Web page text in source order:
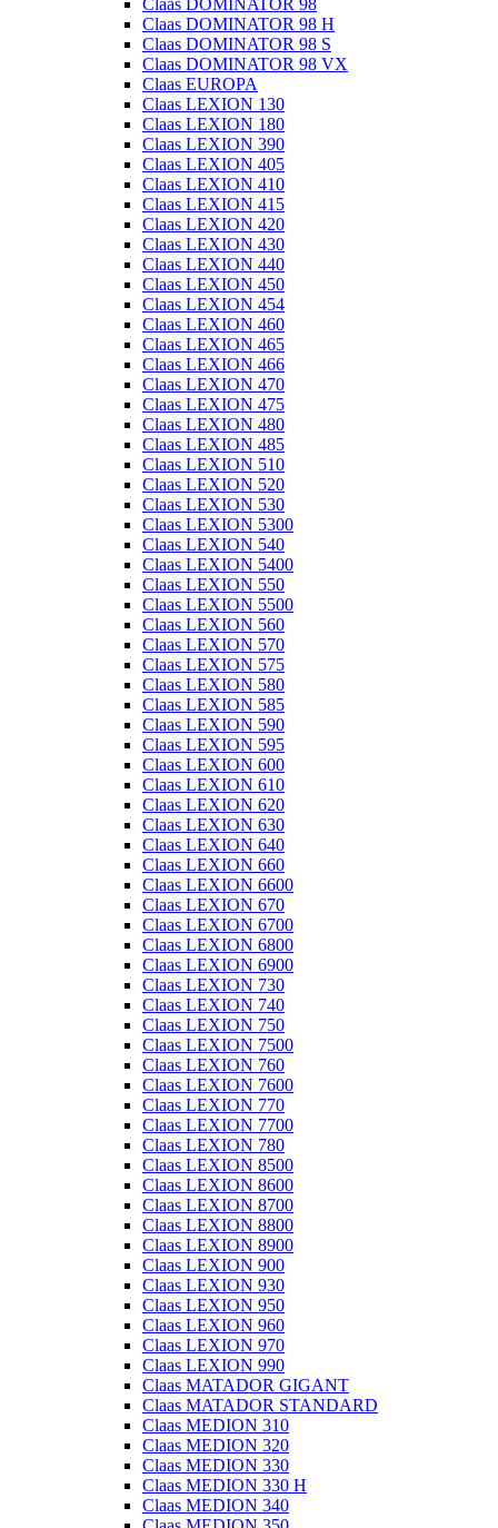
Claas DOMINATOR 98
Claas DOMINATOR 98 H
Claas DOMINATOR 98 S
Claas DOMINATOR 98 VX
Claas EUROPA
Claas LEXION 130
Claas LEXION 180
Claas LEXION 390
Claas LEXION 405
Claas LEXION 410
Claas LEXION 415
Claas LEXION 420
Claas LEXION 430
Claas LEXION 440
Claas LEXION 450
Claas LEXION 454
Claas LEXION 460
Claas LEXION 465
Claas LEXION 466
Claas LEXION 470
Claas LEXION 475
Claas LEXION 480
Claas LEXION 485
Claas LEXION 510
Claas LEXION 520
Claas LEXION 530
Claas LEXION 5300
Claas LEXION 540
Claas LEXION 5400
Claas LEXION 550
Claas LEXION 5500
Claas LEXION 560
Claas LEXION 570
Claas LEXION 575
Claas LEXION 580
Claas LEXION 585
Claas LEXION 590
Claas LEXION 595
Claas LEXION 600
Claas LEXION 610
Claas LEXION 620
Claas LEXION 630
Claas LEXION 640
Claas LEXION 660
Claas LEXION 6600
Claas LEXION 670
Claas LEXION 6700
Claas LEXION 6800
Claas LEXION 6900
Claas LEXION 730
Claas LEXION 740
Claas LEXION 750
Claas LEXION 7500
Claas LEXION 760
Claas LEXION 7600
Claas LEXION 770
Claas LEXION 7700
Claas LEXION 780
Claas LEXION 8500
Claas LEXION 8600
Claas LEXION 8700
Claas LEXION 8800
Claas LEXION 8900
Claas LEXION 900
Claas LEXION 930
Claas LEXION 950
Claas LEXION 960
Claas LEXION 970
Claas LEXION 990
Claas MATADOR GIGANT
Claas MATADOR STANDARD
Claas MEDION 310
Claas MEDION 320
Claas MEDION 330
Claas MEDION 330 H
Claas MEDION 340